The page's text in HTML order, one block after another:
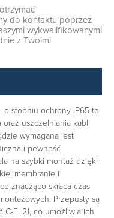
do kontaktu poprzez
wykwalifikowanymi
z Twoimi
o stopniu ochrony IP65 to
uszczelniania kabli
wymagana jest
i pewność
na szybki montaż dzięki
membranie i
znacząco skraca czas
Przepusty są
FL21, co umożliwia ich